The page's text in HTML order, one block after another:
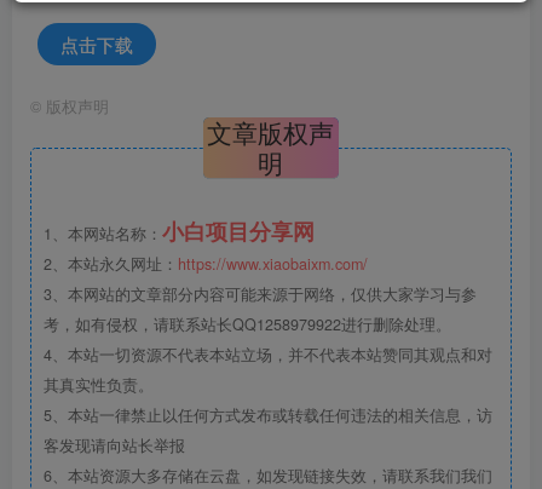
点击下载
© 版权声明
文章版权声
明
1、本网站名称： 小白项目分享网
2、本站永久网址： https://www.xiaobaixm.com/
3、本网站的文章部分内容可能来源于网络，仅供大家学习与参
考，如有侵权，请联系站长QQ1258979922进行删除处理。
4、本站一切资源不代表本站立场，并不代表本站赞同其观点和对
其真实性负责。
5、本站一律禁止以任何方式发布或转载任何违法的相关信息，访
客发现请向站长举报
6、本站资源大多存储在云盘，如发现链接失效，请联系我们我们